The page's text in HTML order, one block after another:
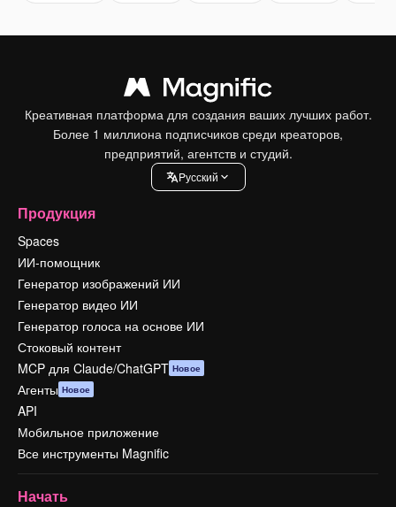
Креативная платформа для создания ваших лучших работ.
Более 1 миллиона подписчиков среди креаторов,
предприятий, агентств и студий.
Pусский
Продукция
Spaces
ИИ-помощник
Генератор изображений ИИ
Генератор видео ИИ
Генератор голоса на основе ИИ
Стоковый контент
MCP для Claude/ChatGPT Новое
Агенты Новое
API
Мобильное приложение
Все инструменты Magnific
Начать